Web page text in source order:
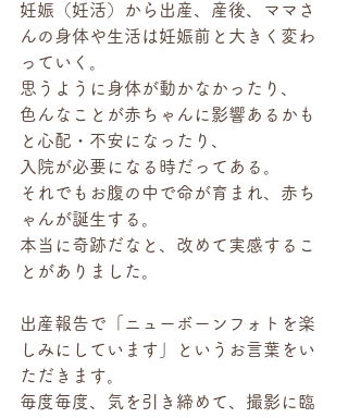
妊娠（妊活）から出産、産後、ママさ
んの身体や生活は妊娠前と大きく変わ
っていく。
思うように身体が動かなかったり、
色んなことが赤ちゃんに影響あるかも
と心配・不安になったり、
入院が必要になる時だってある。
それでもお腹の中で命が育まれ、赤ち
ゃんが誕生する。
本当に奇跡だなと、改めて実感するこ
とがありました。
出産報告で「ニューボーンフォトを楽
しみにしています」というお言葉をい
ただきます。
毎度毎度、気を引き締めて、撮影に臨